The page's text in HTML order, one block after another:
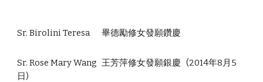
Sr. Birolini Teresa 畢德勵修女發願鑽慶
Sr. Rose Mary Wang 王芳萍修女發願銀慶 (2014年8月5
日)